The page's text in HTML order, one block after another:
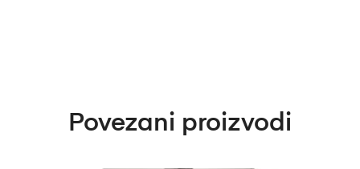
Povezani proizvodi